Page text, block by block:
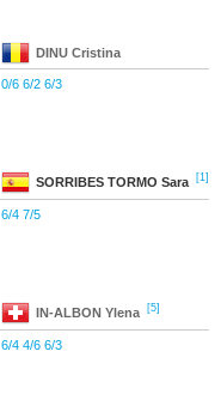
DINU Cristina
0/6 6/2 6/3
SORRIBES TORMO Sara [1]
6/4 7/5
IN-ALBON Ylena [5]
6/4 4/6 6/3